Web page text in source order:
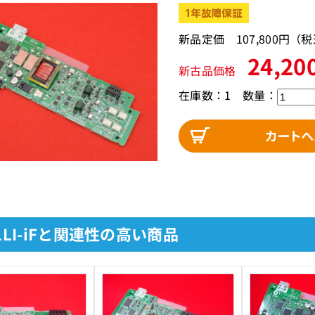
新品定価 107,800円（税
新古品価格
在庫数：1 数量：
iFと関連性の高い商品